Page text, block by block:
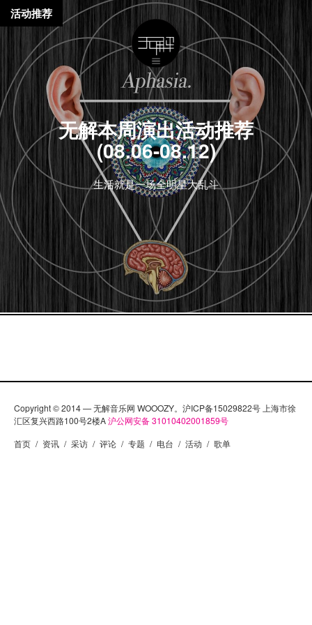
无解本周演出活动推荐
(08.06-08.12)
生活就是一场全明星大乱斗
活动推荐
Copyright © 2014 — 无解音乐网 WOOOZY。沪ICP备15029822号 上海市徐
汇区复兴西路100号2楼A沪公网安备 31010402001859号
首页 / 资讯 / 采访 / 评论 / 专题 / 电台 / 活动 / 歌单